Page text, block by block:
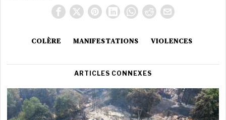
COLÈRE MANIFESTATIONS VIOLENCES
ARTICLES CONNEXES